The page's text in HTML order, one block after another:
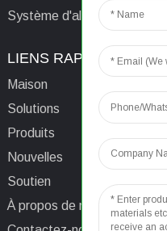
Système d'alimentation
LIENS RAPIDES
Maison
Solutions
Produits
Nouvelles
Soutien
À propos de nous